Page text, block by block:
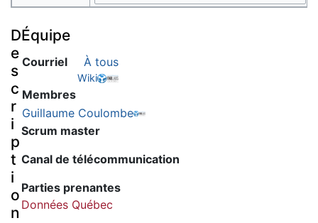
Équipe
Courriel À tous
Wiki
Membres
Guillaume Coulombe
Scrum master
Canal de télécommunication
Parties prenantes
Données Québec
D
e
s
c
r
i
p
t
i
o
n